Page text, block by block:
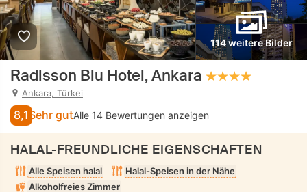
114 weitere Bilder
Radisson Blu Hotel, Ankara
Ankara, Türkei
8,1 Sehr gutAlle 14 Bewertungen anzeigen
HALAL-FREUNDLICHE EIGENSCHAFTEN
Alle Speisen halal
Halal-Speisen in der Nähe
Alkoholfreies Zimmer